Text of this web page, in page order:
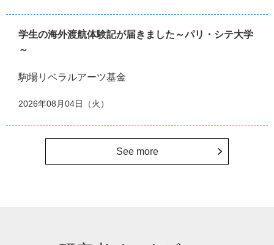
学生の海外渡航体験記が届きました～パリ・シテ大学
～
駒場リベラルアーツ基金
2026年08月04日（火）
See more